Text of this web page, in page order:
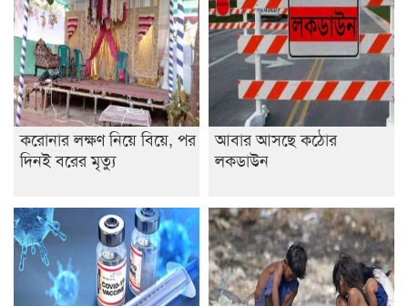
রাজশাহীতে ট্রাকচাপায় ভ্যানচালক নিহত
শেষ সময়ে ভোট কারচুরি অভিযোগ আবিদের
করোনার লক্ষণ নিয়ে বিয়ে, পর
দিনই বরের মৃত্যু
আবার আসছে কঠোর
লকডাউন